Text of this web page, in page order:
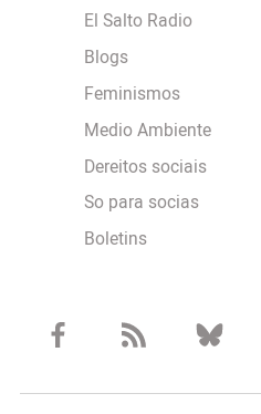
El Salto Radio
Blogs
Feminismos
Medio Ambiente
Dereitos sociais
So para socias
Boletins